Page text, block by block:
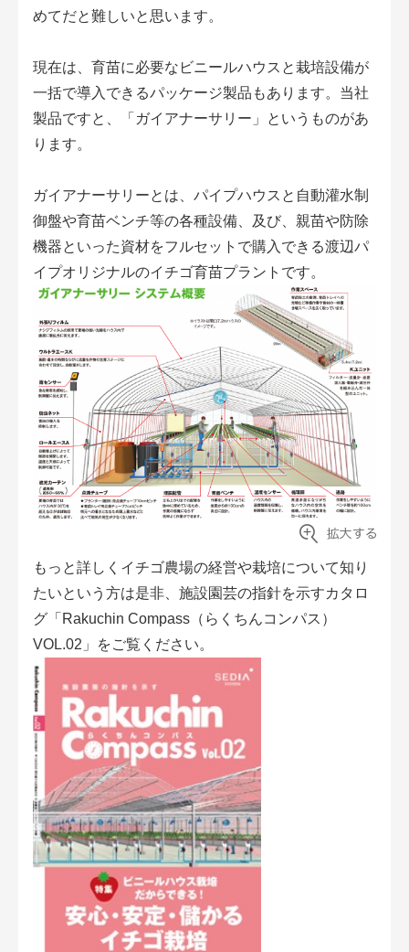
めてだと難しいと思います。
現在は、育苗に必要なビニールハウスと栽培設備が
一括で導入できるパッケージ製品もあります。当社
製品ですと、「ガイアナーサリー」というものがあ
ります。
ガイアナーサリーとは、パイプハウスと自動灌水制
御盤や育苗ベンチ等の各種設備、及び、親苗や防除
機器といった資材をフルセットで購入できる渡辺パ
イプオリジナルのイチゴ育苗プラントです。
もっと詳しくイチゴ農場の経営や栽培について知り
たいという方は是非、施設園芸の指針を示すカタロ
グ「Rakuchin Compass（らくちんコンパス）
VOL.02」をご覧ください。